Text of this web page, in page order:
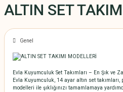
ALTIN SET
Genel
Evla Kuyumculuk Set Takımları – En Şık ve
Evla Kuyumculuk, 14 ayar altın set takımları,
modelleri ile şıklığınızı tamamlamaya